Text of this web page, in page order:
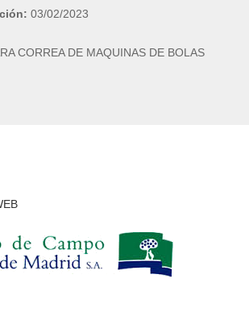
03/02/2023
CORREA DE MAQUINAS DE BOLAS